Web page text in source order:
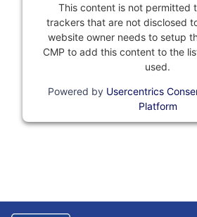
This content is not permitted
trackers that are not disclosed
website owner needs to setup
CMP to add this content to the
used.
Powered by Usercentrics
Platform